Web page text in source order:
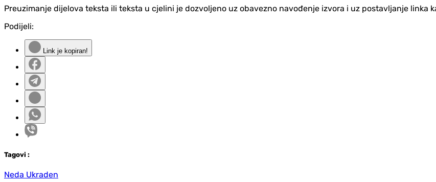
Preuzimanje dijelova teksta ili teksta u cjelini je dozvoljeno uz obavezno navođenje izvora i uz postavljanje linka
Podijeli:
Link je kopiran!
Tagovi :
Neda Ukraden